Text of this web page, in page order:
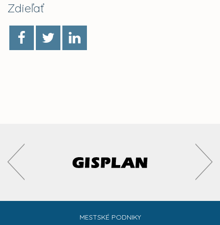
Zdieľať
MESTSKÉ PODNIKY